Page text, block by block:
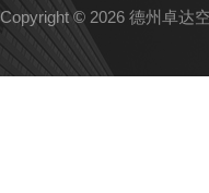
Copyright © 2026 德州卓达